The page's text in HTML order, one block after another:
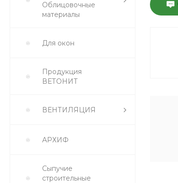
Облицовочные
материалы
Для окон
Продукция
ВЕТОНИТ
ВЕНТИЛЯЦИЯ
АРХИФ
Сыпучие
строительные